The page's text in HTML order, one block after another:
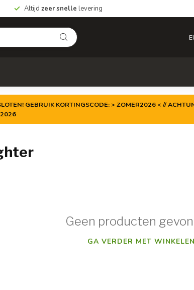
Altijd zeer snelle levering
GEBRUIK KORTINGSCODE: > ZOMER2026 < //
Geen producten
GA VERDER MET WINKELEN